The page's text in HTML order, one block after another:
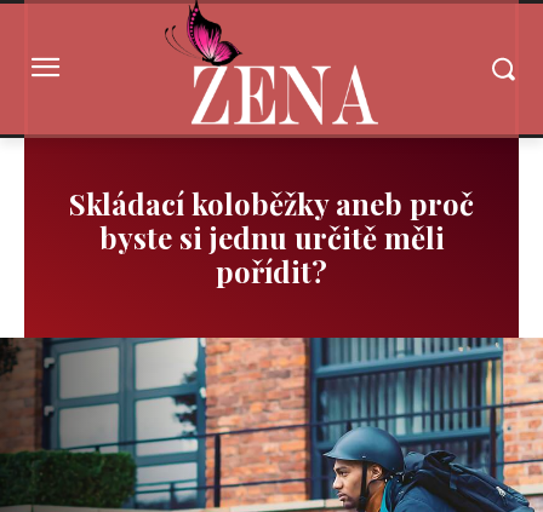
Skládací koloběžky aneb proč
byste si jednu určitě měli
pořídit?